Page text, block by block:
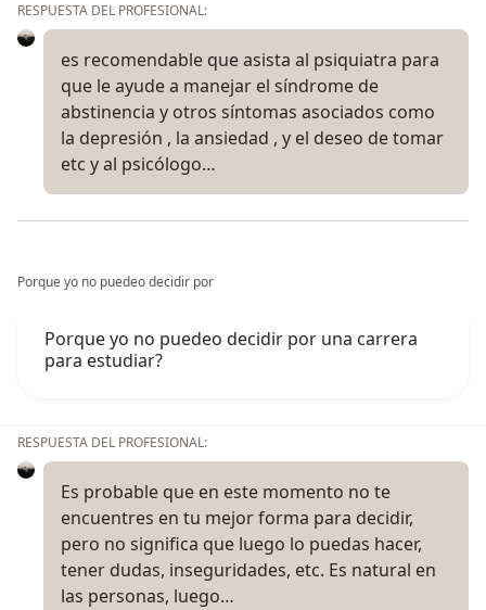
RESPUESTA DEL PROFESIONAL:
es recomendable que asista al psiquiatra para
que le ayude a manejar el síndrome de
abstinencia y otros síntomas asociados como
la depresión , la ansiedad , y el deseo de tomar
etc y al psicólogo…
Porque yo no puedeo decidir por
Porque yo no puedeo decidir por una carrera
para estudiar?
RESPUESTA DEL PROFESIONAL:
Es probable que en este momento no te
encuentres en tu mejor forma para decidir,
pero no significa que luego lo puedas hacer,
tener dudas, inseguridades, etc. Es natural en
las personas, luego…